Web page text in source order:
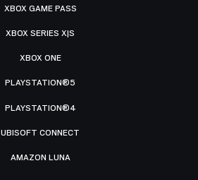
XBOX GAME PASS
XBOX SERIES X|S
XBOX ONE
PLAYSTATION®5
PLAYSTATION®4
UBISOFT CONNECT
AMAZON LUNA